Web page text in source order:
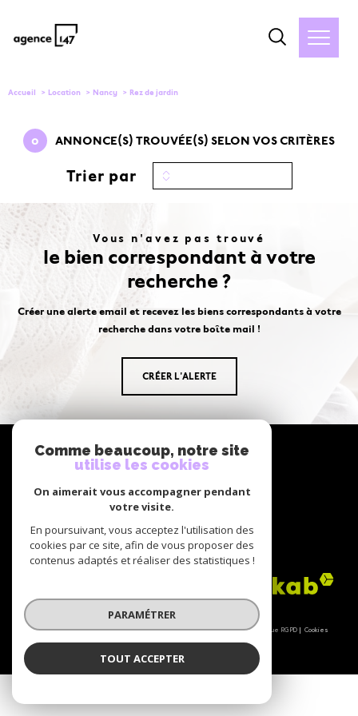
Accueil Location Nancy Rez de jardin
0 ANNONCE(S) TROUVÉE(S) SELON VOS CRITÈRES
Trier par
Vous n'avez pas trouvé
le bien correspondant à votre
recherche ?
Créer une alerte email et recevez les biens correspondants à votre
recherche dans votre boîte mail !
CRÉER L'ALERTE
suivre
NOUS
adhérons
© 2026 | Tous droits réservés | Traduction powered by Google |
Nos honoraires
Plan du site Mentions légales Admin Partenaires Politique RGPD Cookies
Comme beaucoup, notre site
utilise les cookies
On aimerait vous accompagner pendant
votre visite.
En poursuivant, vous acceptez l'utilisation des
cookies par ce site, afin de vous proposer des
contenus adaptés et réaliser des statistiques !
PARAMÉTRER
TOUT ACCEPTER